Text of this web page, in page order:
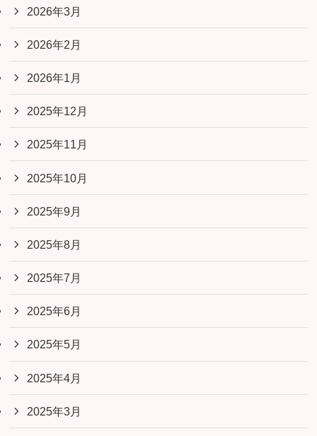
2026年3月
2026年2月
2026年1月
2025年12月
2025年11月
2025年10月
2025年9月
2025年8月
2025年7月
2025年6月
2025年5月
2025年4月
2025年3月